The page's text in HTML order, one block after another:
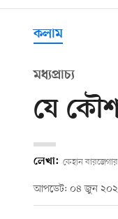
কলাম
মধ্যপ্রাচ্য
যে
লেখা: কেহান বারজেগার
আপডেট: ০৪ জুন